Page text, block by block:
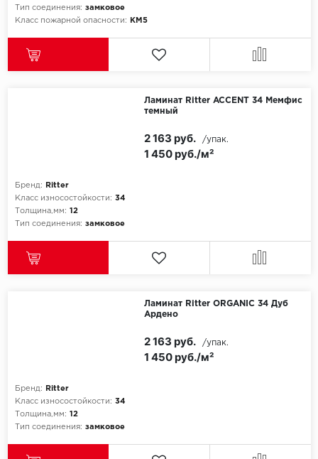
Тип соединения: замковое
Класс пожарной опасности:
КМ5
Ламинат Ritter ACCENT 34 Мемфис
темный
Бренд:
Ritter
Класс износостойкости: 34
Толщина,мм: 12
Тип соединения: замковое
1 450 руб./м²
2 163 руб. /упак.
Ламинат Ritter ORGANIC 34 Дуб
Ардено
Бренд:
Ritter
Класс износостойкости: 34
Толщина,мм: 12
Тип соединения: замковое
1 450 руб./м²
2 163 руб. /упак.